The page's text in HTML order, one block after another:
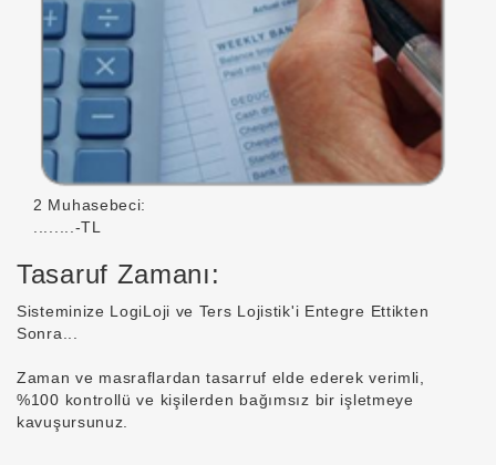
2 Muhasebeci:
........-TL
Tasaruf Zamanı:
Sisteminize LogiLoji ve Ters Lojistik'i Entegre Ettikten
Sonra...
Zaman ve masraflardan tasarruf elde ederek verimli,
%100 kontrollü ve kişilerden bağımsız bir işletmeye
kavuşursunuz.